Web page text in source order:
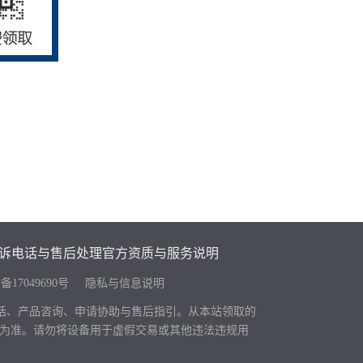
电话与售后处理官方资质与服务说明
17049690号 隐私与信息说明
产品咨询、申请协助与售后指引。从本站领取的
准。请勿将设备用于虚假交易或其他违法违规用